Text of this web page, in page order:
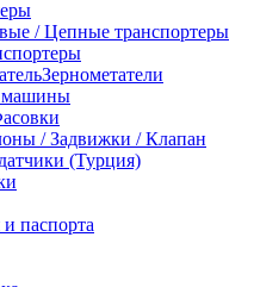
/ Цепные транспортеры
Зернометатели
машины
/ Задвижки / Клапан
(Турция)
паспорта